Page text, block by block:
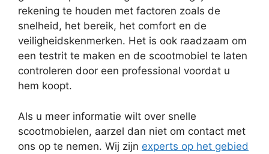
rekening te houden met factoren zoals de
snelheid, het bereik, het comfort en de
veiligheidskenmerken. Het is ook raadzaam om
een testrit te maken en de scootmobiel te laten
controleren door een professional voordat u
hem koopt.
Als u meer informatie wilt over snelle
scootmobielen, aarzel dan niet om contact met
ons op te nemen. Wij zijn experts op het gebied